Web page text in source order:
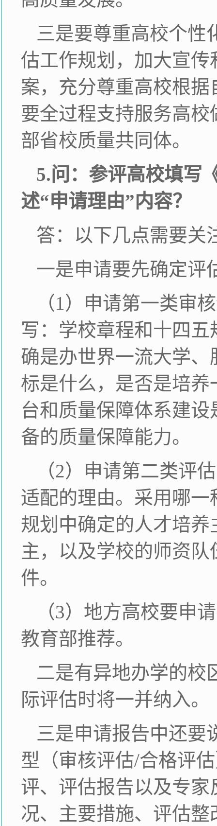
三是要尊重高校个性
估工作规划，加大宣
案，充分尊重高校根
要全过程支持服务高
部省校质量共同体。
5.问：参评高校填写
述“申请理由”内容？
答：以下几点需要关
一是申请要先确定评
（1）申请第一类审
写：学校章程和十四
确是办世界一流大学
标是什么，是否是培
台和质量保障体系建
备的质量保障能力。
（2）申请第二类评
适配的理由。采用哪
规划中确定的人才培
主，以及学校的师资
件。
（3）地方高校要申
教育部推荐。
二是有异地办学的校
际评估时将一并纳入。
三是申请报告中还要
型（审核评估/合格评
评、评估报告以及专
况、主要措施、评估